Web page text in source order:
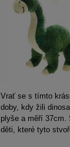
Vrať se s tímto
doby, kdy žili
plyše a měří 37cm.
děti, které tyto